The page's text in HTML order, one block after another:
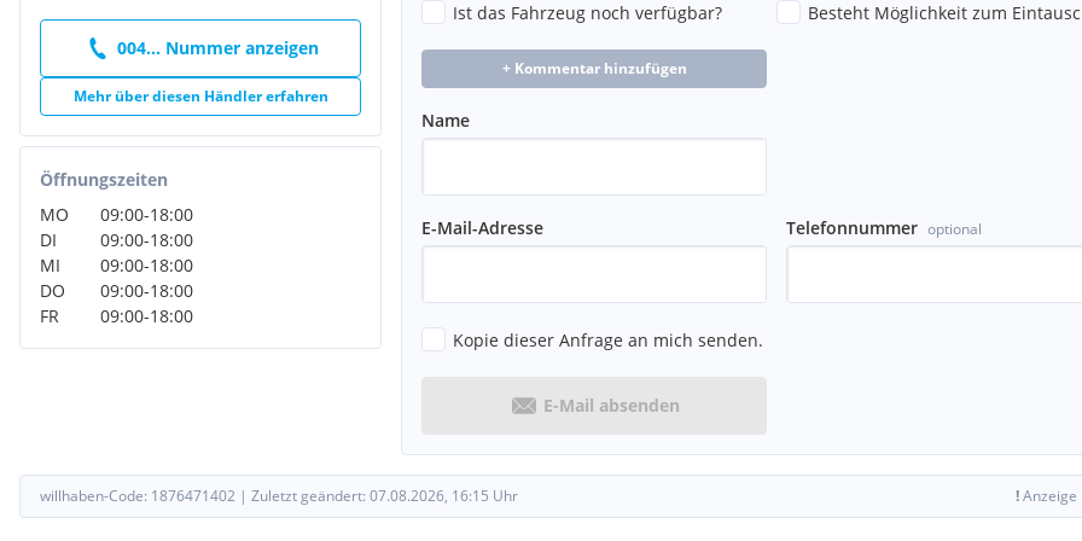
Digitales Radio (DAB)
Erweiterte Features MBUX
Kommunikationsmodul (LTE) für die Nutzung von Mercedes me connect Diensten
Licht- und Sicht-Paket
Fensterheber elektrisch
Seitenschwellerverkleidung schwarz genarbt
Kühlerverkleidung mit Mercedes-Benz Pattern in Schwarz hochglänzend, zentralem
Mercedes Stern
Zierelemente Carbonoptik dunkel
Getriebe-Automatik 7G-DCT
004... Nummer anzeigen
Mehr über diesen Händler erfahren
Öffnungszeiten
MO
09:00-18:00
DI
09:00-18:00
MI
09:00-18:00
DO
09:00-18:00
FR
09:00-18:00
Ist das Fahrzeug noch verfügbar?
Besteht Möglichkeit zum
+ Kommentar hinzufügen
Name
E-Mail-Adresse Telefonnummer optional
Kopie dieser Anfrage an mich senden.
E-Mail absenden
willhaben-Code: 1876471402 | Zuletzt geändert: 07.08.2026, 16:15 Uhr !Anzeige